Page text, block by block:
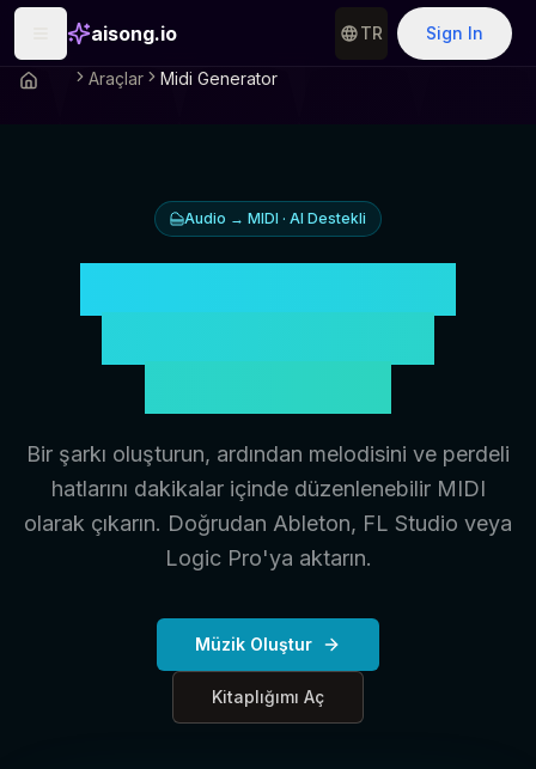
aisong.io TR Sign In
Araçlar Midi Generator
Audio → MIDI · AI Destekli
Bir şarkı oluşturun, ardından melodisini ve perdeli
hatlarını dakikalar içinde düzenlenebilir MIDI
olarak çıkarın. Doğrudan Ableton, FL Studio veya
Logic Pro'ya aktarın.
Müzik Oluştur
Kitaplığımı Aç